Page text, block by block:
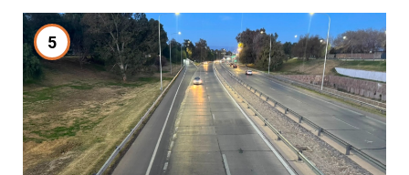
5